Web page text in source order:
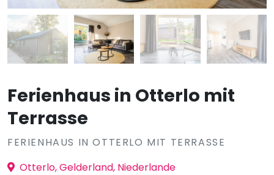
Ferienhaus in Otterlo mit
Terrasse
FERIENHAUS IN OTTERLO MIT TERRASSE
Otterlo, Gelderland, Niederlande